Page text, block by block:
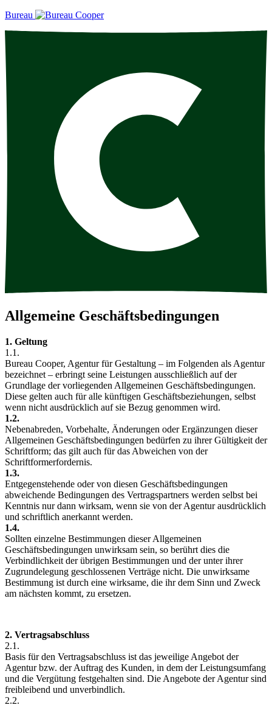
Bureau
Allgemeine Geschäftsbedingungen
1. Geltung
1.1.
Bureau Cooper, Agentur für Gestaltung – im Folgenden als Agentur
bezeichnet – erbringt seine Leistungen ausschließlich auf der
Grundlage der vorliegenden Allgemeinen Geschäftsbedingungen.
Diese gelten auch für alle künftigen Geschäftsbeziehungen, selbst
wenn nicht ausdrücklich auf sie Bezug genommen wird.
1.2.
Nebenabreden, Vorbehalte, Änderungen oder Ergänzungen dieser
Allgemeinen Geschäftsbedingungen bedürfen zu ihrer Gültigkeit der
Schriftform; das gilt auch für das Abweichen von der
Schriftformerfordernis.
1.3.
Entgegenstehende oder von diesen Geschäftsbedingungen
abweichende Bedingungen des Vertragspartners werden selbst bei
Kenntnis nur dann wirksam, wenn sie von der Agentur ausdrücklich
und schriftlich anerkannt werden.
1.4.
Sollten einzelne Bestimmungen dieser Allgemeinen
Geschäftsbedingungen unwirksam sein, so berührt dies die
Verbindlichkeit der übrigen Bestimmungen und der unter ihrer
Zugrundelegung geschlossenen Verträge nicht. Die unwirksame
Bestimmung ist durch eine wirksame, die ihr dem Sinn und Zweck
am nächsten kommt, zu ersetzen.
2. Vertragsabschluss
2.1.
Basis für den Vertragsabschluss ist das jeweilige Angebot der
Agentur bzw. der Auftrag des Kunden, in dem der Leistungsumfang
und die Vergütung festgehalten sind. Die Angebote der Agentur sind
freibleibend und unverbindlich.
2.2.